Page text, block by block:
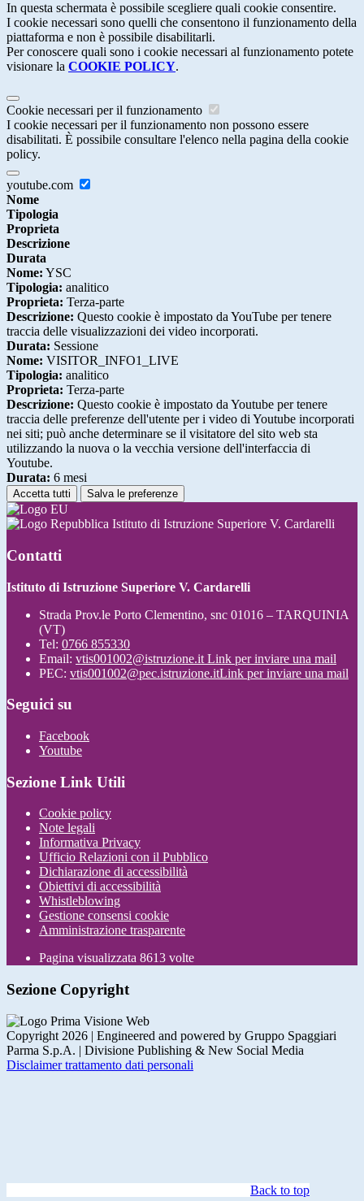
In questa schermata è possibile scegliere quali cookie consentire.
I cookie necessari sono quelli che consentono il funzionamento della
piattaforma e non è possibile disabilitarli.
Per conoscere quali sono i cookie necessari al funzionamento potete
visionare la COOKIE POLICY.
Cookie necessari per il funzionamento
I cookie necessari per il funzionamento non possono essere
disabilitati. È possibile consultare l'elenco nella pagina della cookie
policy.
youtube.com
Nome
Tipologia
Proprieta
Descrizione
Durata
Nome: YSC
Tipologia: analitico
Proprieta: Terza-parte
Descrizione: Questo cookie è impostato da YouTube per tenere
traccia delle visualizzazioni dei video incorporati.
Durata: Sessione
Nome: VISITOR_INFO1_LIVE
Tipologia: analitico
Proprieta: Terza-parte
Descrizione: Questo cookie è impostato da Youtube per tenere
traccia delle preferenze dell'utente per i video di Youtube incorporati
nei siti; può anche determinare se il visitatore del sito web sta
utilizzando la nuova o la vecchia versione dell'interfaccia di
Youtube.
Durata: 6 mesi
Accetta tutti Salva le preferenze
Istituto di Istruzione Superiore V. Cardarelli
Contatti
Istituto di Istruzione Superiore V. Cardarelli
Strada Prov.le Porto Clementino, snc 01016 – TARQUINIA
(VT)
Tel: 0766 855330
Email: vtis001002@istruzione.it Link per inviare una mail
PEC: vtis001002@pec.istruzione.itLink per inviare una mail
Seguici su
Facebook
Youtube
Sezione Link Utili
Cookie policy
Note legali
Informativa Privacy
Ufficio Relazioni con il Pubblico
Dichiarazione di accessibilità
Obiettivi di accessibilità
Whistleblowing
Gestione consensi cookie
Amministrazione trasparente
Pagina visualizzata 8613 volte
Sezione Copyright
Copyright 2026 | Engineered and powered by Gruppo Spaggiari
Parma S.p.A. | Divisione Publishing & New Social Media
Disclaimer trattamento dati personali
Back to top